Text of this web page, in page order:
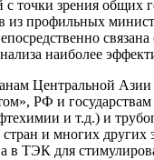
с точки зрения
из профильных
наиболее
Центральной Азии
РФ и
и т.д.) и
стран и многих
в ТЭК для